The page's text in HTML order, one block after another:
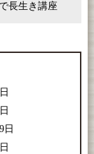
長生き講座
日